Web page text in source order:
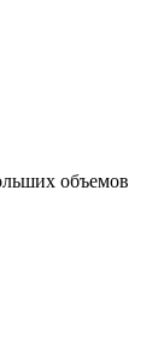
объемов